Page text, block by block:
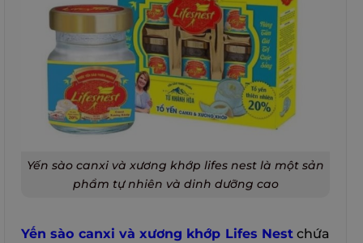
Yến sào canxi và xương khớp lifes nest là một sản
phẩm tự nhiên và dinh dưỡng cao
Yến sào canxi và xương khớp Lifes Nestchứa